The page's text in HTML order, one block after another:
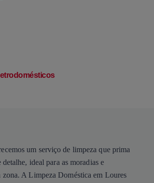
um serviço de limpeza que prima
ideal para as moradias e
zona. A Limpeza Doméstica em Loures